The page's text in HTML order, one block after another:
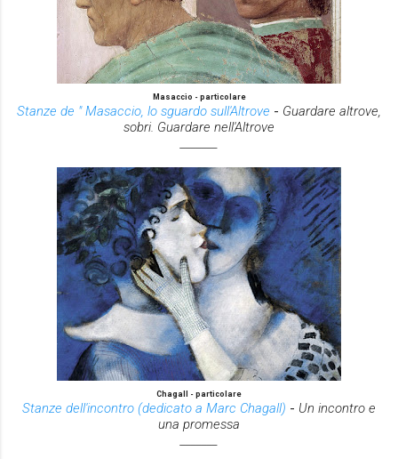
Masaccio - particolare
Stanze de " Masaccio, lo sguardo sull'Altrove - Guardare altrove,
sobri. Guardare nell'Altrove
Chagall - particolare
Stanze dell'incontro (dedicato a Marc Chagall) - Un incontro e
una promessa